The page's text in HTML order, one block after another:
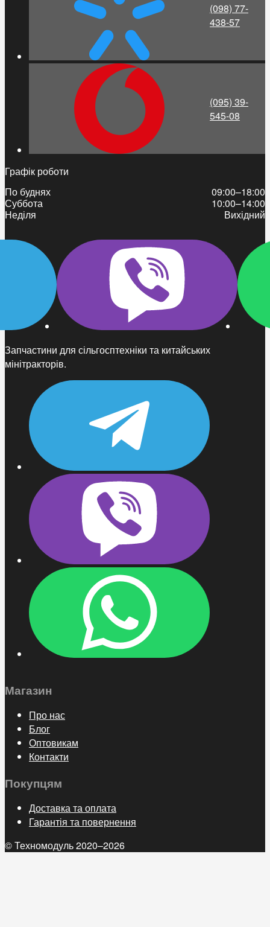
Запчастини для сільгосптехніки та китайських
мінітракторів.
Магазин
Про нас
Блог
Оптовикам
Контакти
Покупцям
Доставка та оплата
Гарантія та повернення
© Техномодуль 2020–2026
(098) 77-
438-57
(095) 39-
545-08
Графік роботи
По буднях
09:00–18:00
Суббота
10:00–14:00
Неділя
Вихідний